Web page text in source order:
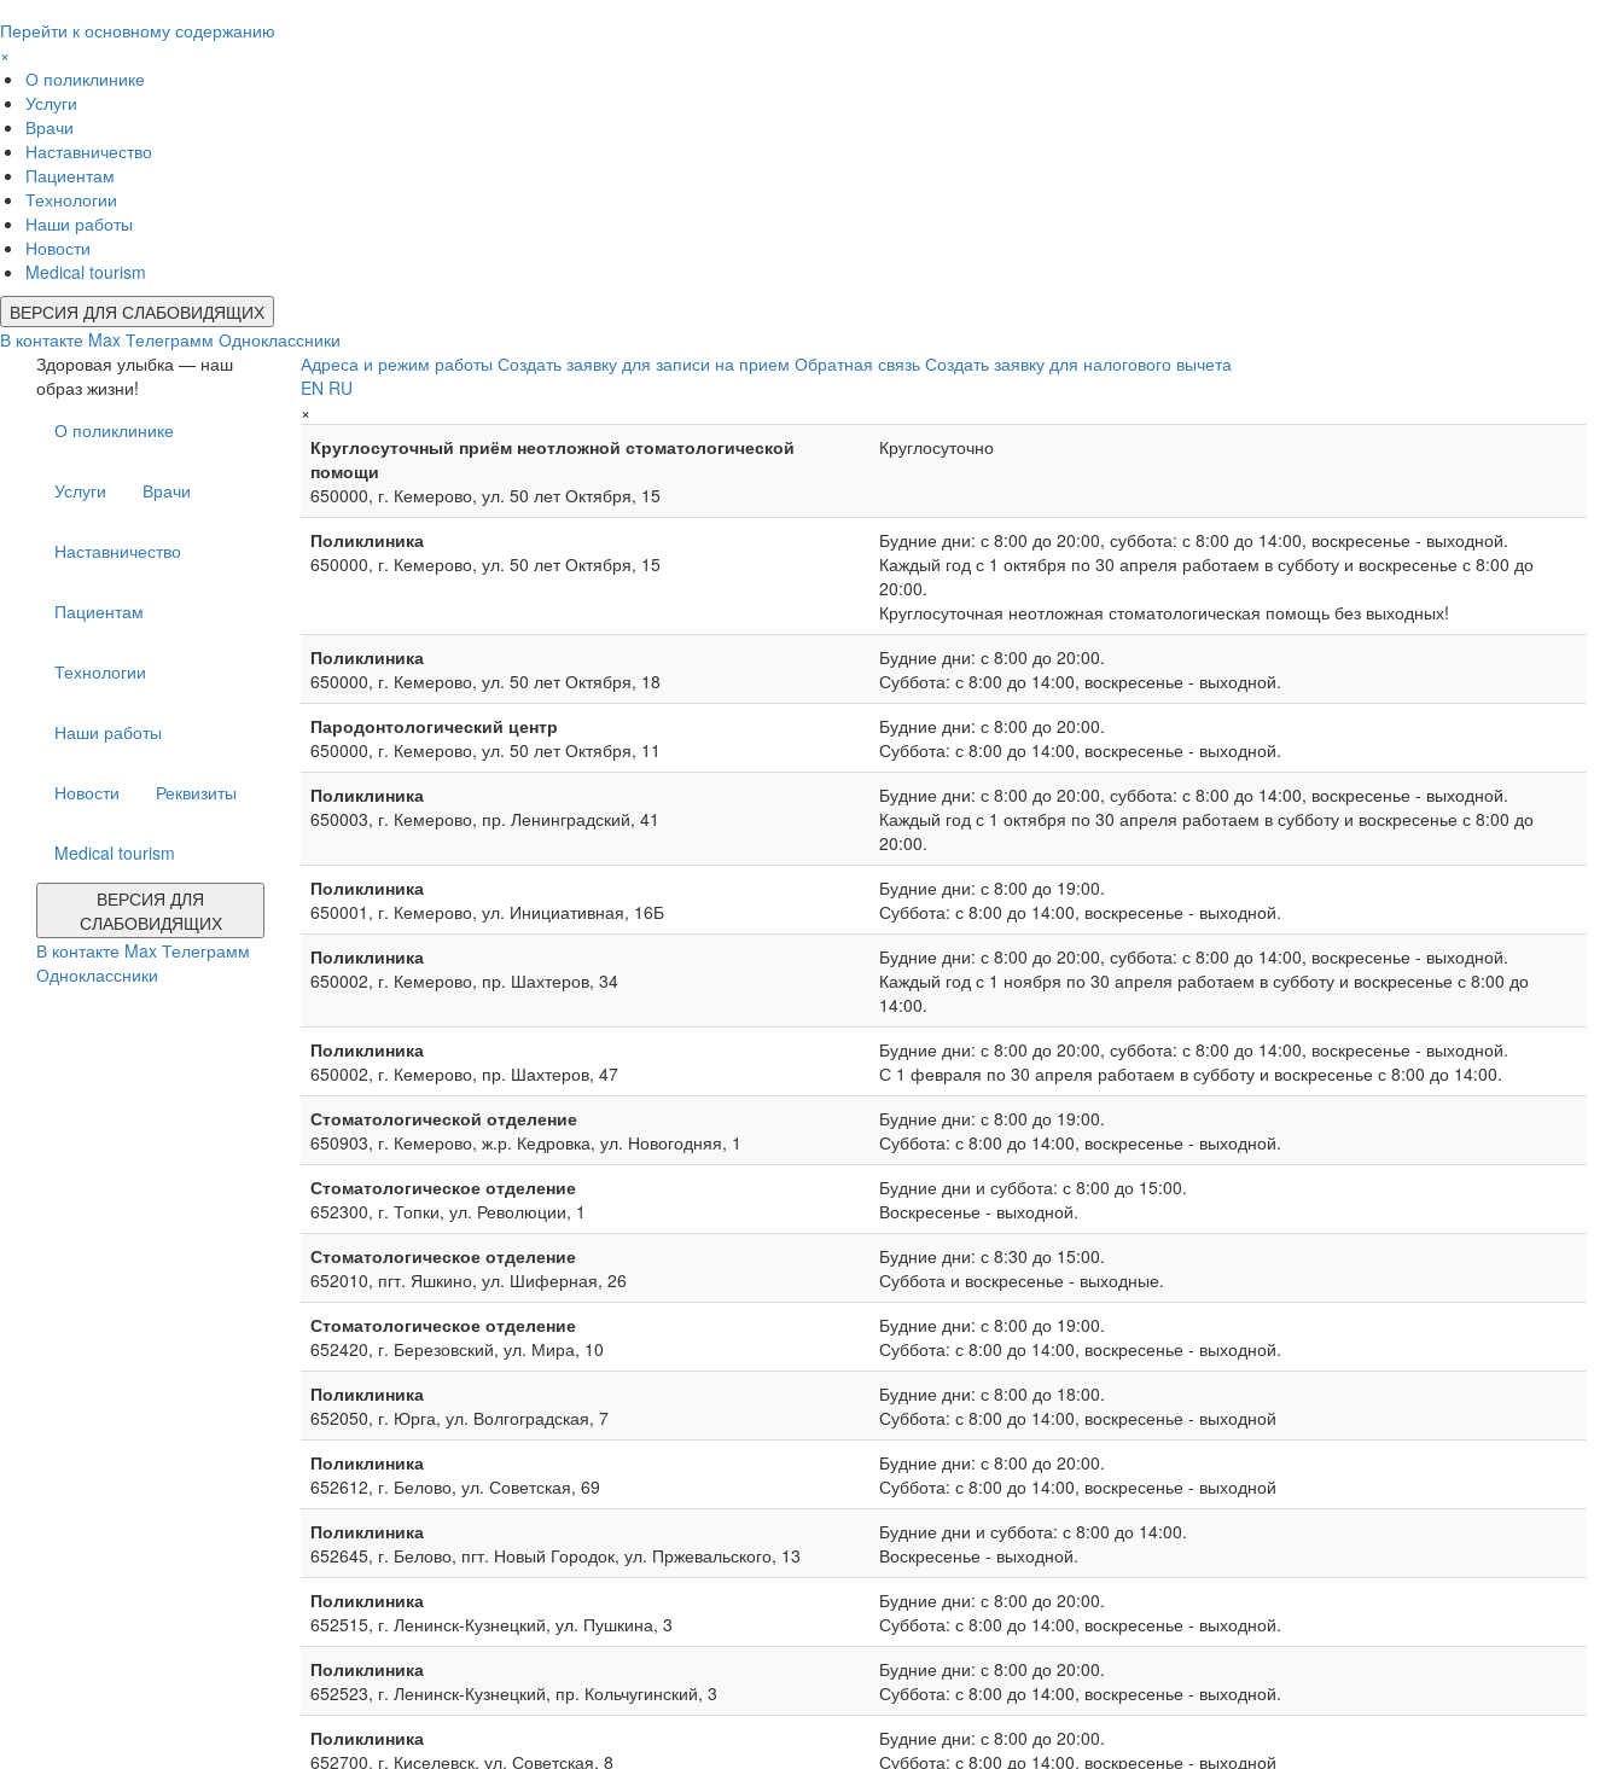
Перейти к основному содержанию
×
О поликлинике
Услуги
Врачи
Наставничество
Пациентам
Технологии
Наши работы
Новости
Medical tourism
ВЕРСИЯ ДЛЯ СЛАБОВИДЯЩИХ
В контакте Max Телеграмм Одноклассники
Здоровая улыбка — наш
образ жизни!
О поликлинике
Услуги Врачи
Наставничество
Пациентам
Технологии
Наши работы
Новости Реквизиты
Medical tourism
ВЕРСИЯ ДЛЯ
СЛАБОВИДЯЩИХ
В контакте Max Телеграмм
Одноклассники
Адреса и режим работы Создать заявку для записи на прием Обратная связь Создать заявку для налогового вычета
EN RU
×
Круглосуточный приём неотложной стоматологической
помощи
650000, г. Кемерово, ул. 50 лет Октября, 15
Круглосуточно
Поликлиника
650000, г. Кемерово, ул. 50 лет Октября, 15
Будние дни: с 8:00 до 20:00, суббота: с 8:00 до 14:00, воскресенье - выходной.
Каждый год с 1 октября по 30 апреля работаем в субботу и воскресенье с 8:00 до
20:00.
Круглосуточная неотложная стоматологическая помощь без выходных!
Поликлиника
650000, г. Кемерово, ул. 50 лет Октября, 18
Будние дни: с 8:00 до 20:00.
Суббота: с 8:00 до 14:00, воскресенье - выходной.
Пародонтологический центр
650000, г. Кемерово, ул. 50 лет Октября, 11
Будние дни: с 8:00 до 20:00.
Суббота: с 8:00 до 14:00, воскресенье - выходной.
Поликлиника
650003, г. Кемерово, пр. Ленинградский, 41
Будние дни: с 8:00 до 20:00, суббота: с 8:00 до 14:00, воскресенье - выходной.
Каждый год с 1 октября по 30 апреля работаем в субботу и воскресенье с 8:00 до
20:00.
Поликлиника
650001, г. Кемерово, ул. Инициативная, 16Б
Будние дни: с 8:00 до 19:00.
Суббота: с 8:00 до 14:00, воскресенье - выходной.
Поликлиника
650002, г. Кемерово, пр. Шахтеров, 34
Будние дни: с 8:00 до 20:00, суббота: с 8:00 до 14:00, воскресенье - выходной.
Каждый год с 1 ноября по 30 апреля работаем в субботу и воскресенье с 8:00 до
14:00.
Поликлиника
650002, г. Кемерово, пр. Шахтеров, 47
Будние дни: с 8:00 до 20:00, суббота: с 8:00 до 14:00, воскресенье - выходной.
С 1 февраля по 30 апреля работаем в субботу и воскресенье с 8:00 до 14:00.
Стоматологической отделение
650903, г. Кемерово, ж.р. Кедровка, ул. Новогодняя, 1
Будние дни: с 8:00 до 19:00.
Суббота: с 8:00 до 14:00, воскресенье - выходной.
Стоматологическое отделение
652300, г. Топки, ул. Революции, 1
Будние дни и суббота: с 8:00 до 15:00.
Воскресенье - выходной.
Стоматологическое отделение
652010, пгт. Яшкино, ул. Шиферная, 26
Будние дни: с 8:30 до 15:00.
Суббота и воскресенье - выходные.
Стоматологическое отделение
652420, г. Березовский, ул. Мира, 10
Будние дни: с 8:00 до 19:00.
Суббота: с 8:00 до 14:00, воскресенье - выходной.
Поликлиника
652050, г. Юрга, ул. Волгоградская, 7
Будние дни: с 8:00 до 18:00.
Суббота: с 8:00 до 14:00, воскресенье - выходной
Поликлиника
652612, г. Белово, ул. Советская, 69
Будние дни: с 8:00 до 20:00.
Суббота: с 8:00 до 14:00, воскресенье - выходной
Поликлиника
652645, г. Белово, пгт. Новый Городок, ул. Пржевальского, 13
Будние дни и суббота: с 8:00 до 14:00.
Воскресенье - выходной.
Поликлиника
652515, г. Ленинск-Кузнецкий, ул. Пушкина, 3
Будние дни: с 8:00 до 20:00.
Суббота: с 8:00 до 14:00, воскресенье - выходной.
Поликлиника
652523, г. Ленинск-Кузнецкий, пр. Кольчугинский, 3
Будние дни: с 8:00 до 20:00.
Суббота: с 8:00 до 14:00, воскресенье - выходной.
Поликлиника
652700, г. Киселевск, ул. Советская, 8
Будние дни: с 8:00 до 20:00.
Суббота: с 8:00 до 14:00, воскресенье - выходной